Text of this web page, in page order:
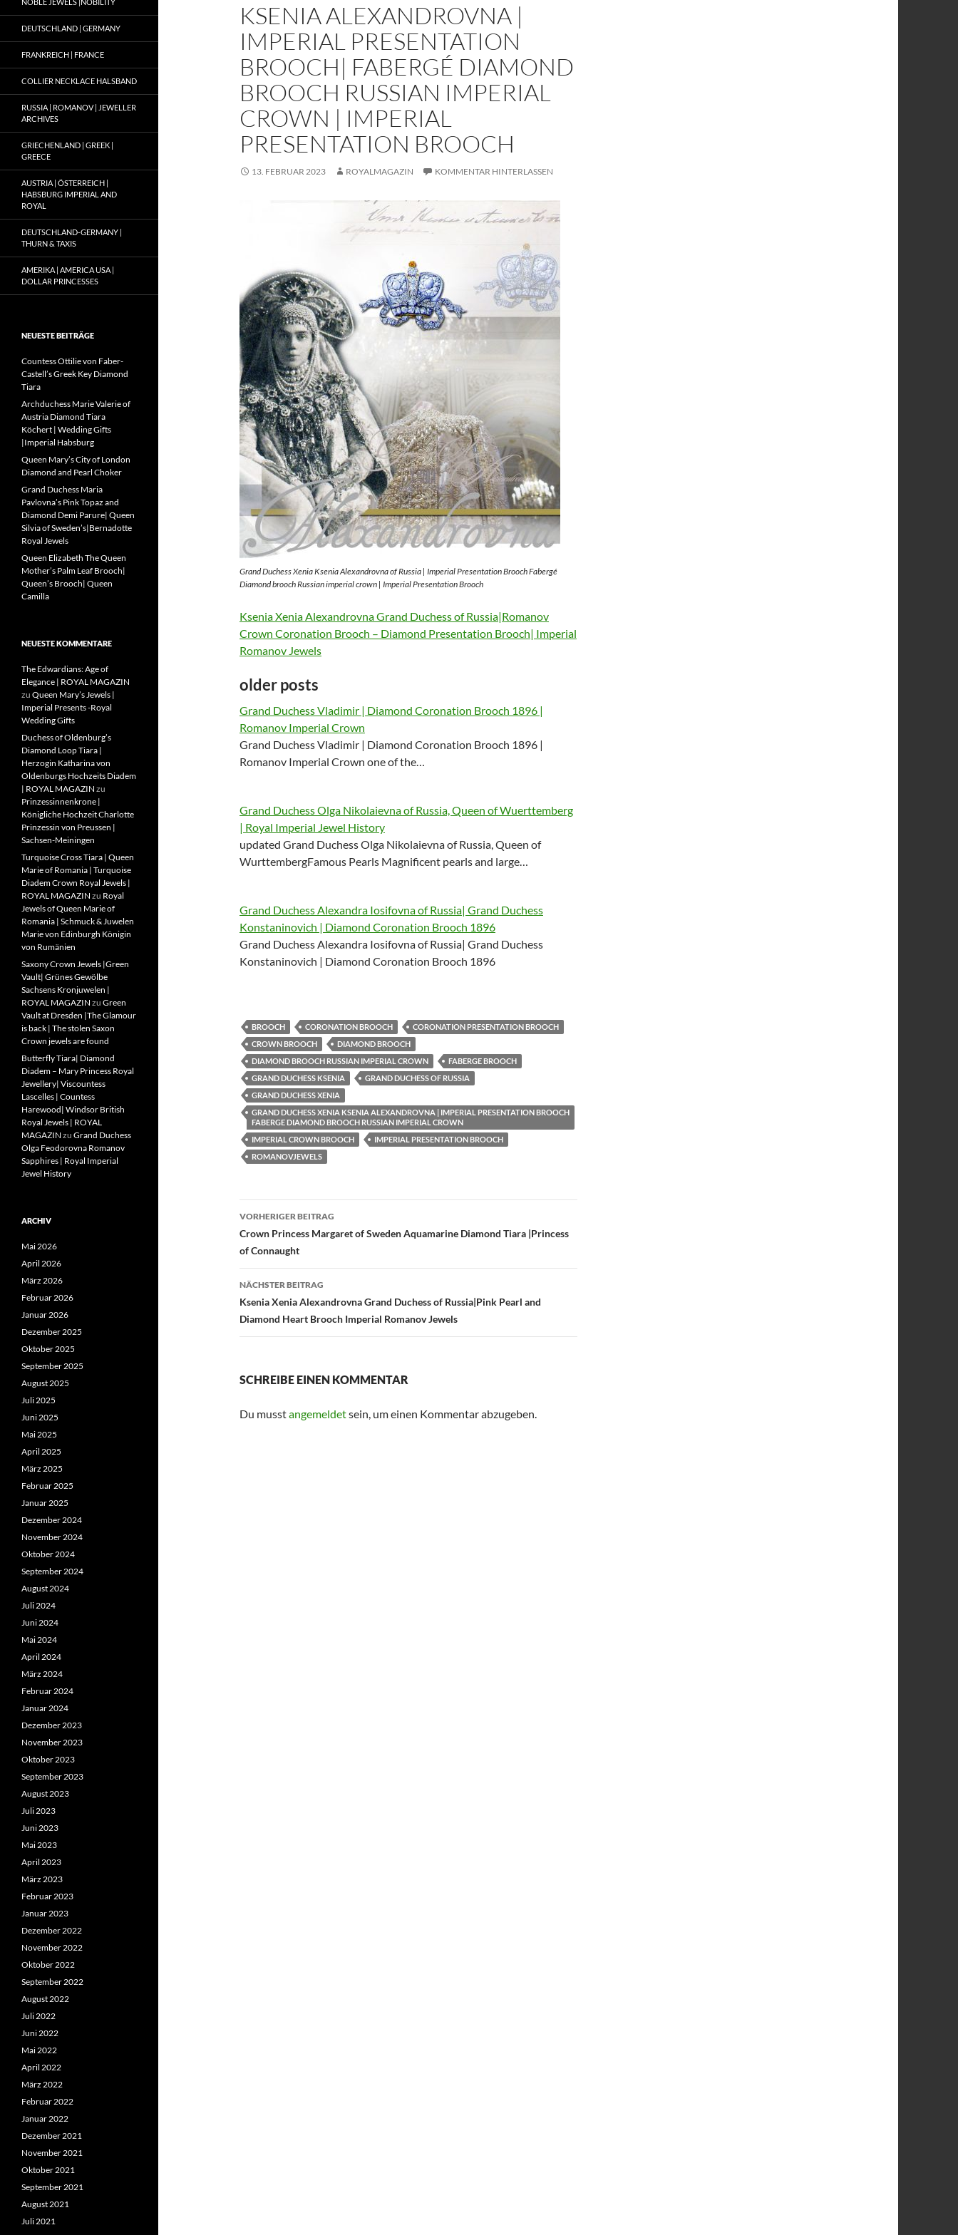
KSENIA ALEXANDROVNA |
IMPERIAL PRESENTATION
BROOCH| FABERGÉ DIAMOND
BROOCH RUSSIAN IMPERIAL
CROWN | IMPERIAL
PRESENTATION BROOCH
13. FEBRUAR 2023 ROYALMAGAZIN KOMMENTAR HINTERLASSEN
Grand Duchess Xenia Ksenia Alexandrovna of Russia | Imperial Presentation Brooch Fabergé
Diamond brooch Russian imperial crown | Imperial Presentation Brooch
Ksenia Xenia Alexandrovna Grand Duchess of Russia|Romanov
Crown Coronation Brooch – Diamond Presentation Brooch| Imperial
Romanov Jewels
older posts
Grand Duchess Vladimir | Diamond Coronation Brooch 1896 |
Romanov Imperial Crown
Grand Duchess Vladimir | Diamond Coronation Brooch 1896 |
Romanov Imperial Crown one of the…
Grand Duchess Olga Nikolaievna of Russia, Queen of Wuerttemberg
| Royal Imperial Jewel History
updated Grand Duchess Olga Nikolaievna of Russia, Queen of
WurttembergFamous Pearls Magnificent pearls and large…
Grand Duchess Alexandra Iosifovna of Russia| Grand Duchess
Konstaninovich | Diamond Coronation Brooch 1896
Grand Duchess Alexandra Iosifovna of Russia| Grand Duchess
Konstaninovich | Diamond Coronation Brooch 1896
BROOCH CORONATION BROOCH
CORONATION PRESENTATION BROOCH
CROWN BROOCH
DIAMOND BROOCH
DIAMOND BROOCH RUSSIAN IMPERIAL CROWN
FABERGE BROOCH
GRAND DUCHESS KSENIA
GRAND DUCHESS OF RUSSIA
GRAND DUCHESS XENIA
GRAND DUCHESS XENIA KSENIA ALEXANDROVNA | IMPERIAL PRESENTATION BROOCH
FABERGE DIAMOND BROOCH RUSSIAN IMPERIAL CROWN
IMPERIAL CROWN BROOCH
IMPERIAL PRESENTATION BROOCH
ROMANOVJEWELS
Beitragsnavigation
VORHERIGER BEITRAG
Crown Princess Margaret of Sweden Aquamarine Diamond Tiara |Princess
of Connaught
NÄCHSTER BEITRAG
Ksenia Xenia Alexandrovna Grand Duchess of Russia|Pink Pearl and
Diamond Heart Brooch Imperial Romanov Jewels
SCHREIBE EINEN KOMMENTAR
Du musstangemeldetsein, um einen Kommentar abzugeben.
DEUTSCHLAND | GERMANY
FRANKREICH | FRANCE
COLLIER NECKLACE HALSBAND
RUSSIA | ROMANOV | JEWELLER
ARCHIVES
GRIECHENLAND | GREEK |
GREECE
AUSTRIA | ÖSTERREICH |
HABSBURG IMPERIAL AND
ROYAL
DEUTSCHLAND-GERMANY |
THURN & TAXIS
AMERIKA | AMERICA USA |
DOLLAR PRINCESSES
NEUESTE BEITRÄGE
Countess Ottilie von Faber-
Castell’s Greek Key Diamond
Tiara
Archduchess Marie Valerie of
Austria Diamond Tiara
Köchert | Wedding Gifts
|Imperial Habsburg
Queen Mary’s City of London
Diamond and Pearl Choker
Grand Duchess Maria
Pavlovna’s Pink Topaz and
Diamond Demi Parure| Queen
Silvia of Sweden’s|Bernadotte
Royal Jewels
Queen Elizabeth The Queen
Mother’s Palm Leaf Brooch|
Queen’s Brooch| Queen
Camilla
NEUESTE KOMMENTARE
The Edwardians: Age of
Elegance | ROYAL MAGAZIN
zu Queen Mary’s Jewels |
Imperial Presents -Royal
Wedding Gifts
Duchess of Oldenburg’s
Diamond Loop Tiara |
Herzogin Katharina von
Oldenburgs Hochzeits Diadem
| ROYAL MAGAZIN zu
Prinzessinnenkrone |
Königliche Hochzeit Charlotte
Prinzessin von Preussen |
Sachsen-Meiningen
Turquoise Cross Tiara | Queen
Marie of Romania | Turquoise
Diadem Crown Royal Jewels |
ROYAL MAGAZIN zu Royal
Jewels of Queen Marie of
Romania | Schmuck & Juwelen
Marie von Edinburgh Königin
von Rumänien
Saxony Crown Jewels |Green
Vault| Grünes Gewölbe
Sachsens Kronjuwelen |
ROYAL MAGAZIN zu Green
Vault at Dresden |The Glamour
is back | The stolen Saxon
Crown jewels are found
Butterfly Tiara| Diamond
Diadem – Mary Princess Royal
Jewellery| Viscountess
Lascelles | Countess
Harewood| Windsor British
Royal Jewels | ROYAL
MAGAZIN zu Grand Duchess
Olga Feodorovna Romanov
Sapphires | Royal Imperial
Jewel History
ARCHIV
Mai 2026
April 2026
März 2026
Februar 2026
Januar 2026
Dezember 2025
Oktober 2025
September 2025
August 2025
Juli 2025
Juni 2025
Mai 2025
April 2025
März 2025
Februar 2025
Januar 2025
Dezember 2024
November 2024
Oktober 2024
September 2024
August 2024
Juli 2024
Juni 2024
Mai 2024
April 2024
März 2024
Februar 2024
Januar 2024
Dezember 2023
November 2023
Oktober 2023
September 2023
August 2023
Juli 2023
Juni 2023
Mai 2023
April 2023
März 2023
Februar 2023
Januar 2023
Dezember 2022
November 2022
Oktober 2022
September 2022
August 2022
Juli 2022
Juni 2022
Mai 2022
April 2022
März 2022
Februar 2022
Januar 2022
Dezember 2021
November 2021
Oktober 2021
September 2021
August 2021
Juli 2021